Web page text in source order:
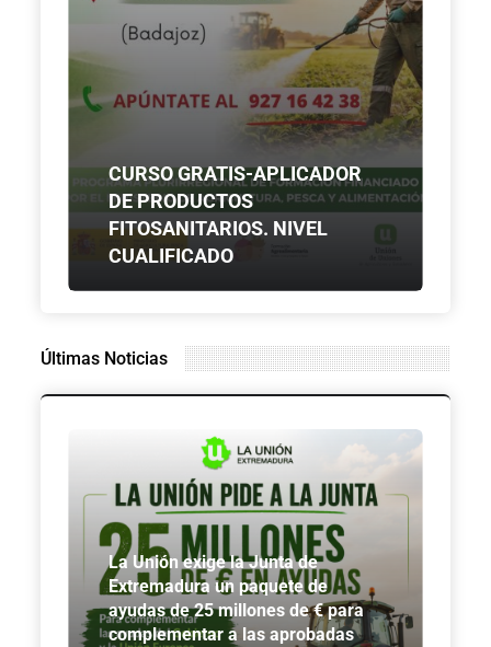
CURSO GRATIS-APLICADOR
DE PRODUCTOS
FITOSANITARIOS. NIVEL
CUALIFICADO
Últimas Noticias
La Unión exige la Junta de
Extremadura un paquete de
ayudas de 25 millones de € para
complementar a las aprobadas